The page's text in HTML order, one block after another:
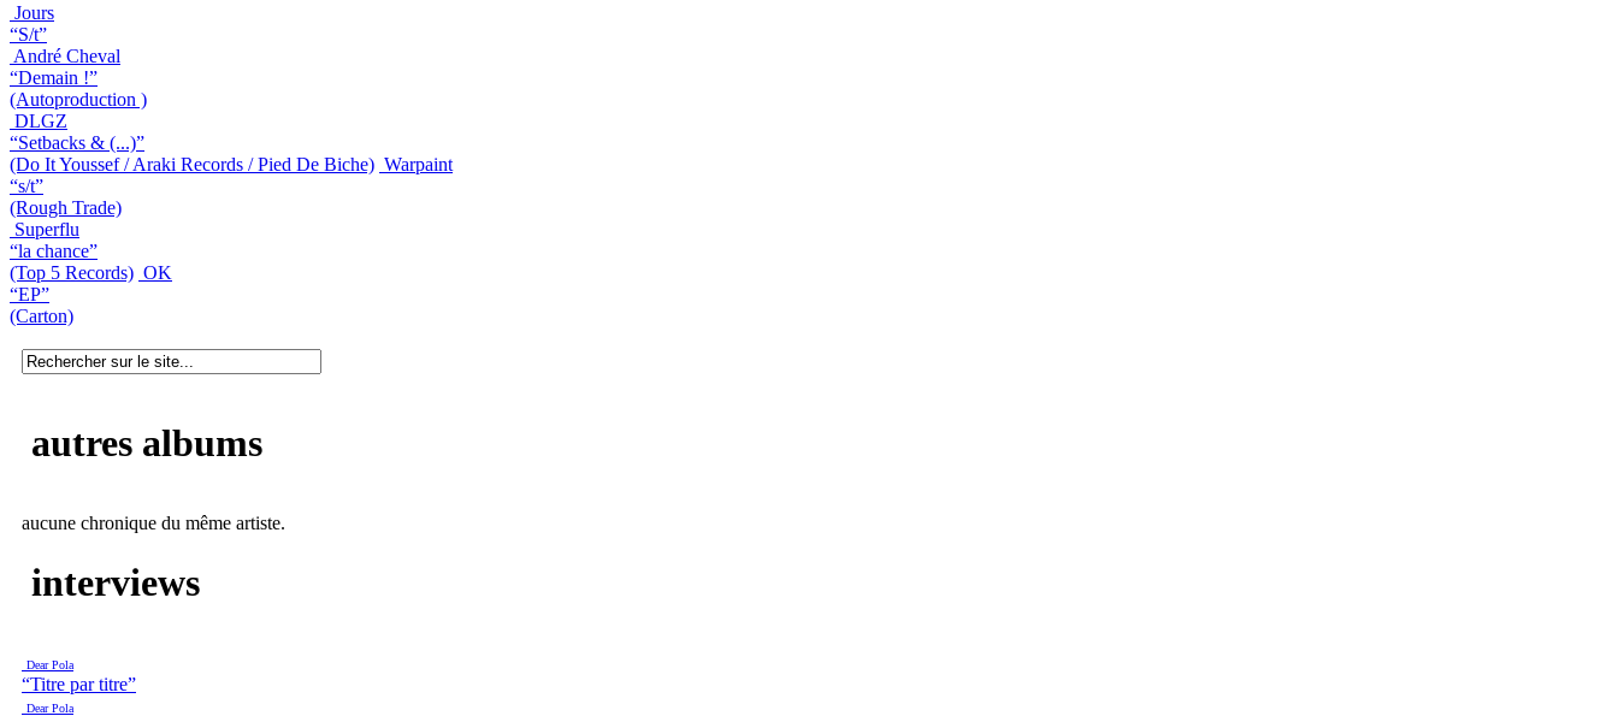
Jours
“S/t”
André Cheval
“Demain !”
(Autoproduction )
DLGZ
“Setbacks & (...)”
(Do It Youssef / Araki Records / Pied De Biche) Warpaint
“s/t”
(Rough Trade)
Superflu
“la chance”
(Top 5 Records) OK
“EP”
(Carton)
autres albums
aucune chronique du même artiste.
interviews
Dear Pola
“Titre par titre”
Dear Pola